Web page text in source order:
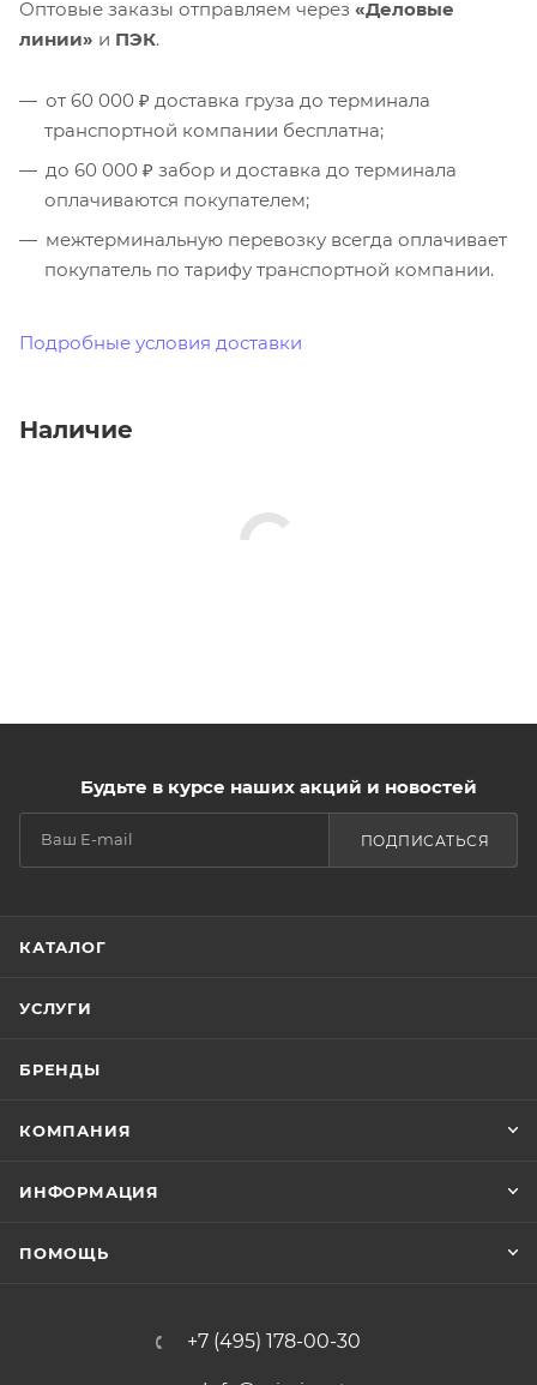
Оптовые заказы отправляем через «Деловые
линии» и ПЭК.
от 60 000 ₽ доставка груза до терминала
транспортной компании бесплатна;
до 60 000 ₽ забор и доставка до терминала
оплачиваются покупателем;
межтерминальную перевозку всегда оплачивает
покупатель по тарифу транспортной компании.
Подробные условия доставки
Наличие
Будьте в курсе наших акций и новостей
ПОДПИСАТЬСЯ
КАТАЛОГ
УСЛУГИ
БРЕНДЫ
КОМПАНИЯ
ИНФОРМАЦИЯ
ПОМОЩЬ
+7 (495) 178-00-30